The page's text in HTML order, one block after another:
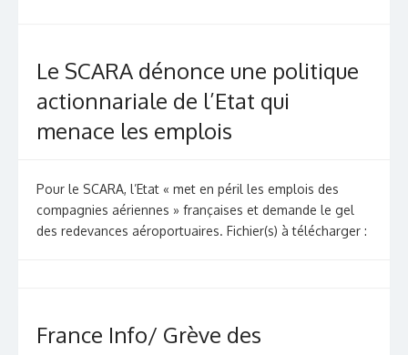
Le SCARA dénonce une politique
actionnariale de l’Etat qui
menace les emplois
Pour le SCARA, l’Etat « met en péril les emplois des
compagnies aériennes » françaises et demande le gel
des redevances aéroportuaires. Fichier(s) à télécharger :
France Info/ Grève des